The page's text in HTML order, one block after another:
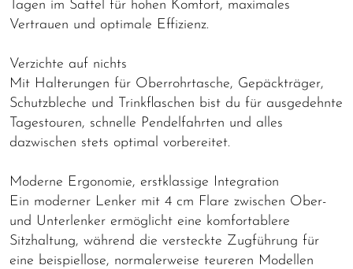
Tagen im Sattel für hohen Komfort, maximales
Vertrauen und optimale Effizienz.
Verzichte auf nichts
Mit Halterungen für Oberrohrtasche, Gepäckträger,
Schutzbleche und Trinkflaschen bist du für ausgedehnte
Tagestouren, schnelle Pendelfahrten und alles
dazwischen stets optimal vorbereitet.
Moderne Ergonomie, erstklassige Integration
Ein moderner Lenker mit 4 cm Flare zwischen Ober-
und Unterlenker ermöglicht eine komfortablere
Sitzhaltung, während die versteckte Zugführung für
eine beispiellose, normalerweise teureren Modellen